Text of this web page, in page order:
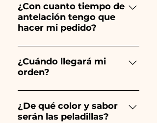
¿Con cuanto tiempo de
antelación tengo que
hacer mi pedido?
Ceramiche Ania crea y pinta
totalmente a mano, ¡por lo que
su creación lleva mucho
por lo que siempre
recomendamos realizar tu
¿Cuándo llegará mi
orden?
Se garantiza la recepción del
pedido 10/15 días antes del
evento.
¿De qué color y sabor
serán las peladillas?